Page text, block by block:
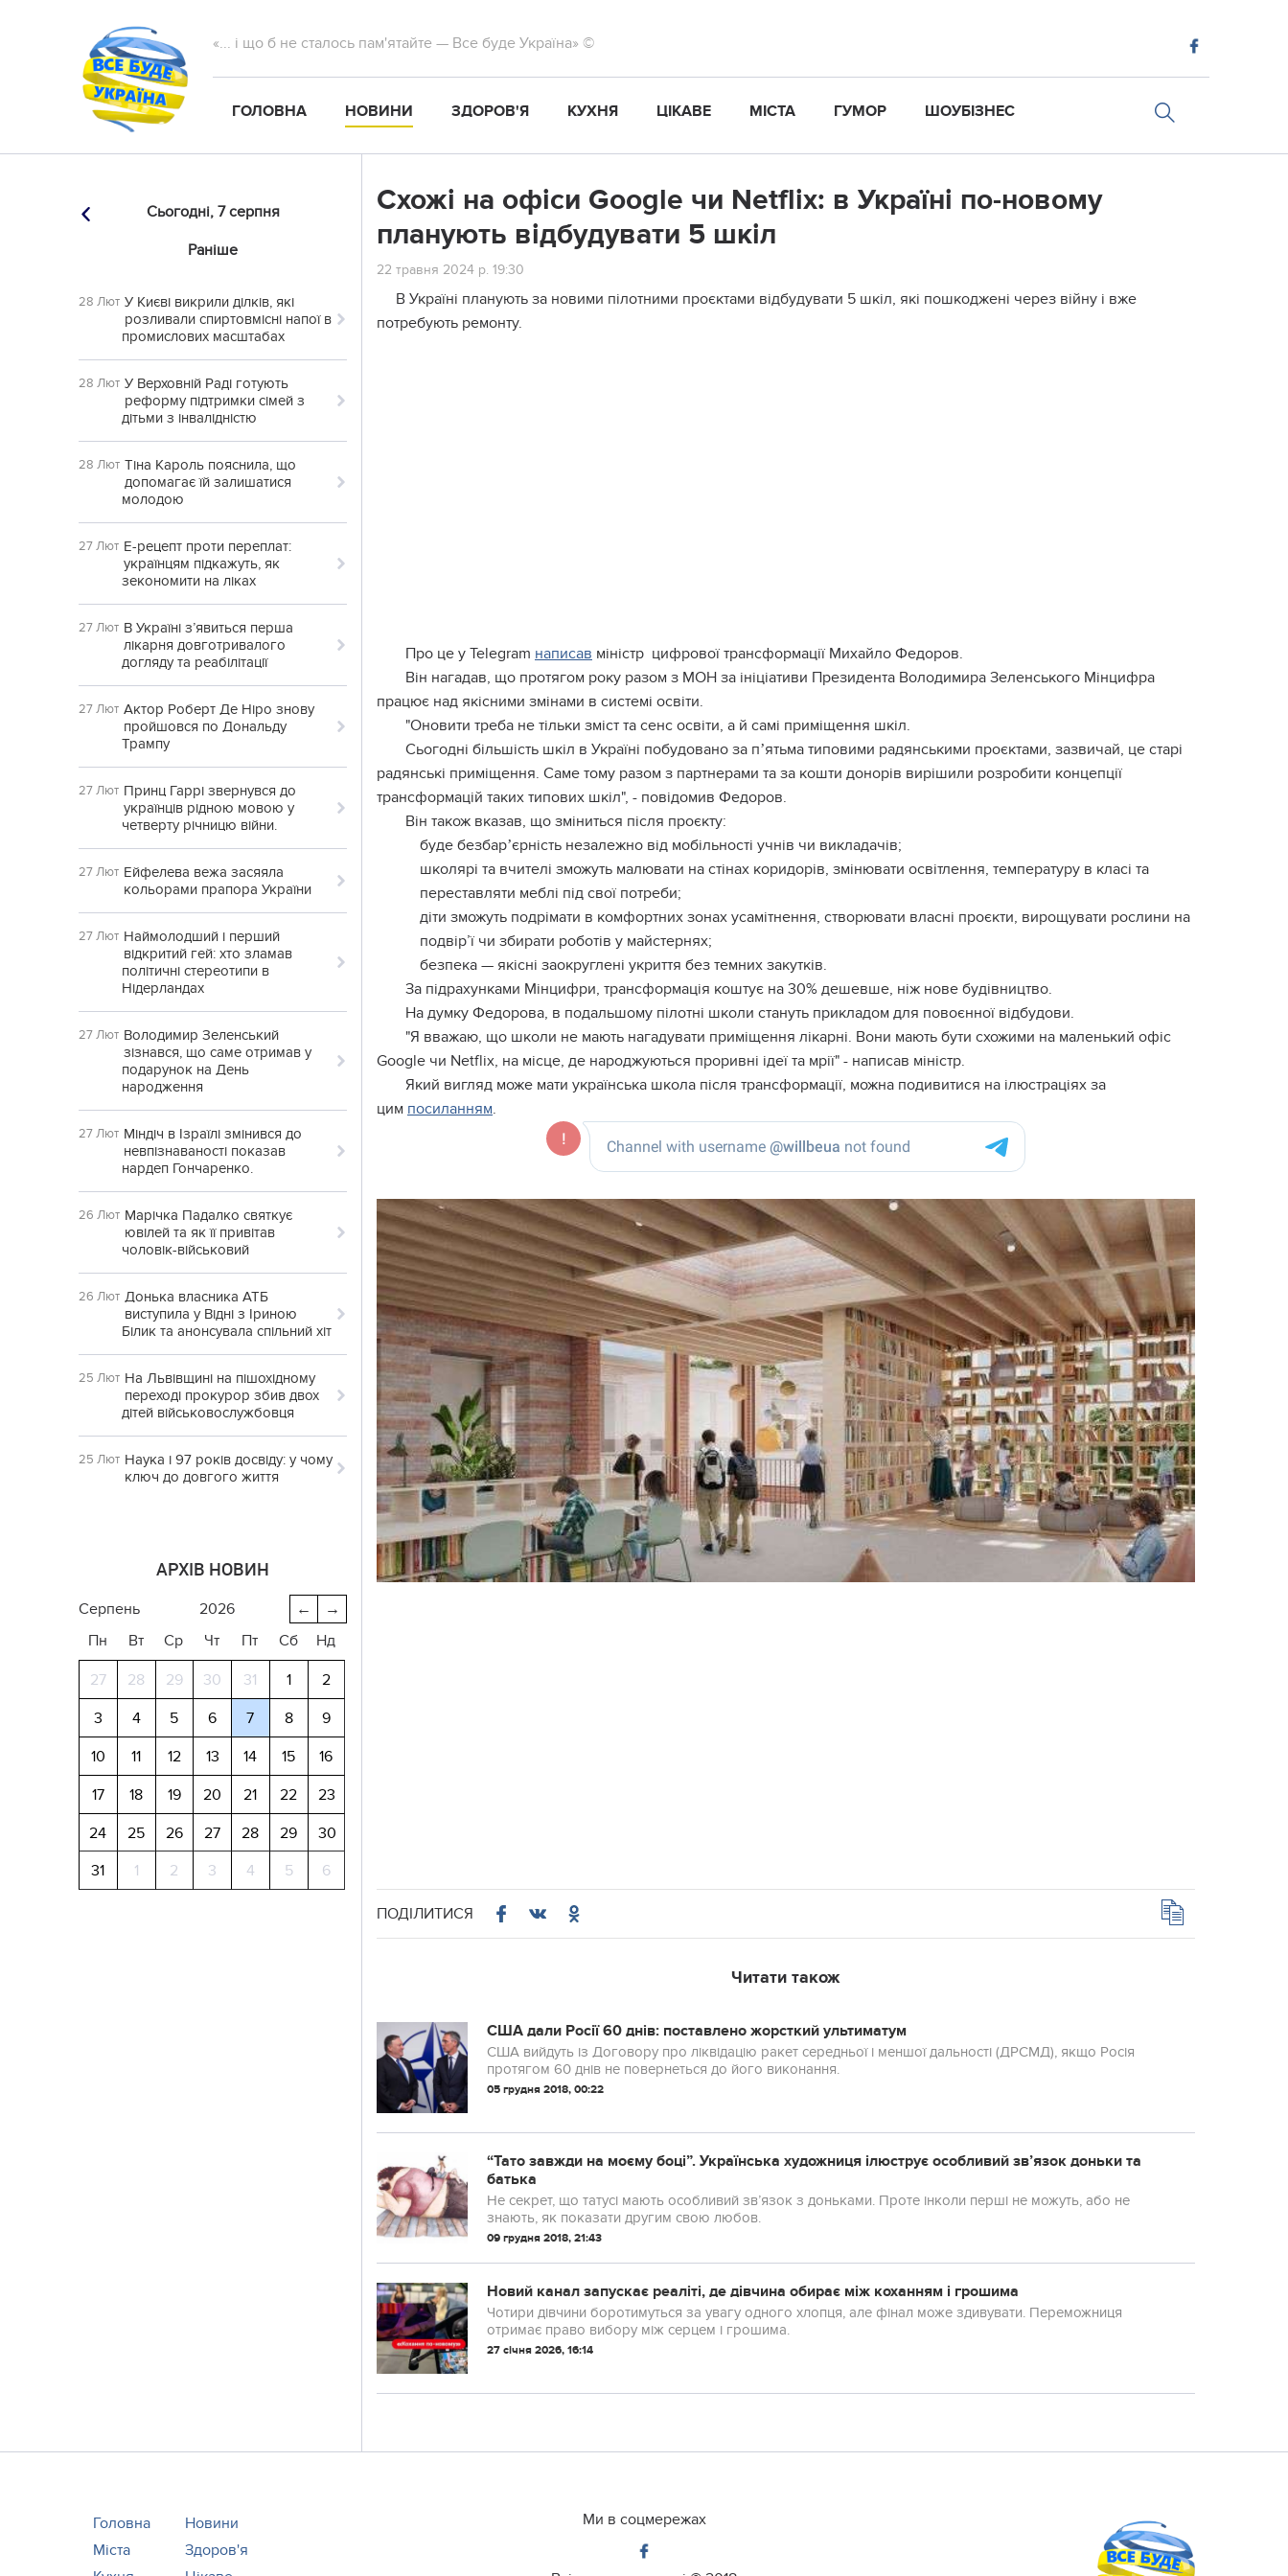
«... і що б не сталось пам'ятайте — Все буде Україна» ©
ГОЛОВНА НОВИНИ ЗДОРОВ'Я КУХНЯ ЦІКАВЕ МІСТА ГУМОР ШОУБІЗНЕС
Сьогодні, 7 серпня
Раніше
28 Лют У Києві викрили ділків, які
розливали спиртовмісні напої в
промислових масштабах
28 Лют У Верховній Раді готують
реформу підтримки сімей з
дітьми з інвалідністю
28 Лют Тіна Кароль пояснила, що
допомагає їй залишатися
молодою
27 Лют Е-рецепт проти переплат:
українцям підкажуть, як
зекономити на ліках
27 Лют В Україні з’явиться перша
лікарня довготривалого
догляду та реабілітації
27 Лют Актор Роберт Де Ніро знову
пройшовся по Дональду
Трампу
27 Лют Принц Гаррі звернувся до
українців рідною мовою у
четверту річницю війни.
27 Лют Ейфелева вежа засяяла
кольорами прапора України
27 Лют Наймолодший і перший
відкритий гей: хто зламав
політичні стереотипи в
Нідерландах
27 Лют Володимир Зеленський
зізнався, що саме отримав у
подарунок на День
народження
27 Лют Міндіч в Ізраїлі змінився до
невпізнаваності показав
нардеп Гончаренко.
26 Лют Марічка Падалко святкує
ювілей та як її привітав
чоловік-військовий
26 Лют Донька власника АТБ
виступила у Відні з Іриною
Білик та анонсувала спільний хіт
25 Лют На Львівщині на пішохідному
переході прокурор збив двох
дітей військовослужбовця
25 Лют Наука і 97 років досвіду: у чому
ключ до довгого життя
АРХІВ НОВИН
→
←
серпень
2026
Пн
Вт Ср Чт Пт Сб Нд
27 28 29 30 31 1
2
3
4 5 6 7 8
9
10
11 12 13 14 15
16
17
18 19 20 21 22
23
24
25 26 27 28 29
30
31
1 2 3 4 5 6
Схожі на офіси Google чи Netflix: в Україні по-новому
планують відбудувати 5 шкіл
22 травня 2024 р. 19:30
В Україні планують за новими пілотними проєктами відбудувати 5 шкіл, які пошкоджені через війну і вже
потребують ремонту.
Про це у Telegram написав міністр цифрової трансформації Михайло Федоров.
Він нагадав, що протягом року разом з МОН за ініціативи Президента Володимира Зеленського Мінцифра
працює над якісними змінами в системі освіти.
"Оновити треба не тільки зміст та сенс освіти, а й самі приміщення шкіл.
Сьогодні більшість шкіл в Україні побудовано за пʼятьма типовими радянськими проєктами, зазвичай, це старі
радянські приміщення. Саме тому разом з партнерами та за кошти донорів вирішили розробити концепції
трансформацій таких типових шкіл", - повідомив Федоров.
Він також вказав, що зміниться після проєкту:
буде безбарʼєрність незалежно від мобільності учнів чи викладачів;
школярі та вчителі зможуть малювати на стінах коридорів, змінювати освітлення, температуру в класі та
переставляти меблі під свої потреби;
діти зможуть подрімати в комфортних зонах усамітнення, створювати власні проєкти, вирощувати рослини на
подвір’ї чи збирати роботів у майстернях;
безпека — якісні заокруглені укриття без темних закутків.
За підрахунками Мінцифри, трансформація коштує на 30% дешевше, ніж нове будівництво.
На думку Федорова, в подальшому пілотні школи стануть прикладом для повоєнної відбудови.
"Я вважаю, що школи не мають нагадувати приміщення лікарні. Вони мають бути схожими на маленький офіс
Google чи Netflix, на місце, де народжуються проривні ідеї та мрії" - написав міністр.
Який вигляд може мати українська школа після трансформації, можна подивитися на ілюстраціях за
цим посиланням.
ПОДІЛИТИСЯ
Читати також
США дали Росії 60 днів: поставлено жорсткий ультиматум
США вийдуть із Договору про ліквідацію ракет середньої і меншої дальності (ДРСМД), якщо Росія
протягом 60 днів не повернеться до його виконання.
05 грудня 2018, 00:22
“Тато завжди на моєму боці”. Українська художниця ілюструє особливий зв’язок доньки та
батька
Не секрет, що татусі мають особливий зв’язок з доньками. Проте інколи перші не можуть, або не
знають, як показати другим свою любов.
09 грудня 2018, 21:43
Новий канал запускає реаліті, де дівчина обирає між коханням і грошима
Чотири дівчини боротимуться за увагу одного хлопця, але фінал може здивувати. Переможниця
отримає право вибору між серцем і грошима.
27 січня 2026, 16:14
Головна
Новини
Міста
Здоров'я
Ми в соцмережах